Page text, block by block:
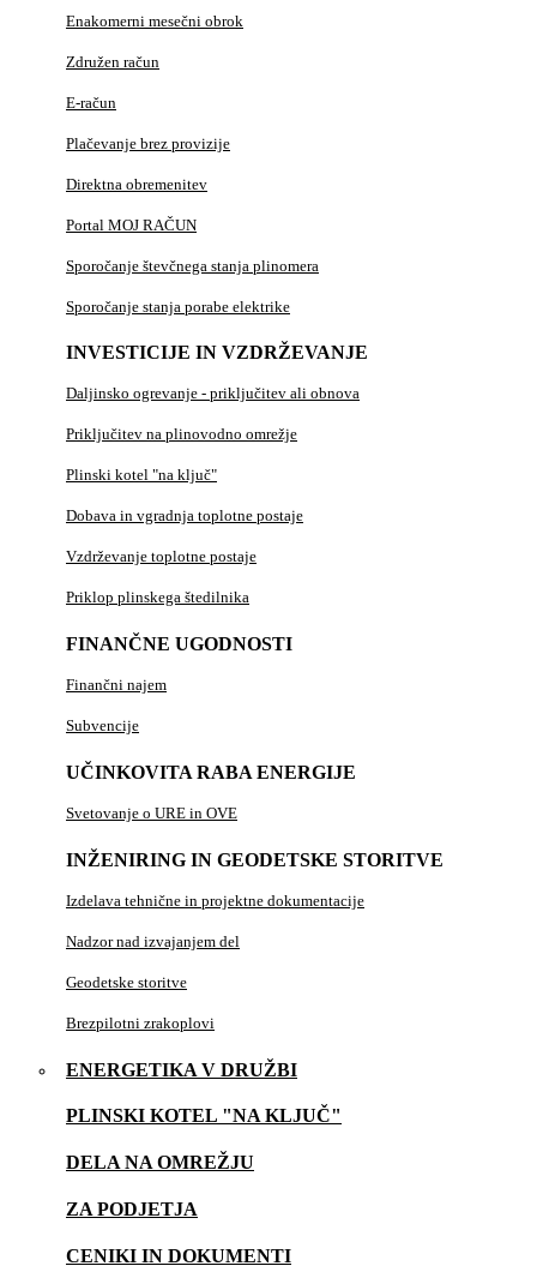
Enakomerni mesečni obrok
Združen račun
E-račun
Plačevanje brez provizije
Direktna obremenitev
Portal MOJ RAČUN
Sporočanje števčnega stanja plinomera
Sporočanje stanja porabe elektrike
INVESTICIJE IN VZDRŽEVANJE
Daljinsko ogrevanje - priključitev ali obnova
Priključitev na plinovodno omrežje
Plinski kotel "na ključ"
Dobava in vgradnja toplotne postaje
Vzdrževanje toplotne postaje
Priklop plinskega štedilnika
FINANČNE UGODNOSTI
Finančni najem
Subvencije
UČINKOVITA RABA ENERGIJE
Svetovanje o URE in OVE
INŽENIRING IN GEODETSKE STORITVE
Izdelava tehnične in projektne dokumentacije
Nadzor nad izvajanjem del
Geodetske storitve
Brezpilotni zrakoplovi
ENERGETIKA V DRUŽBI
PLINSKI KOTEL "NA KLJUČ"
DELA NA OMREŽJU
ZA PODJETJA
CENIKI IN DOKUMENTI